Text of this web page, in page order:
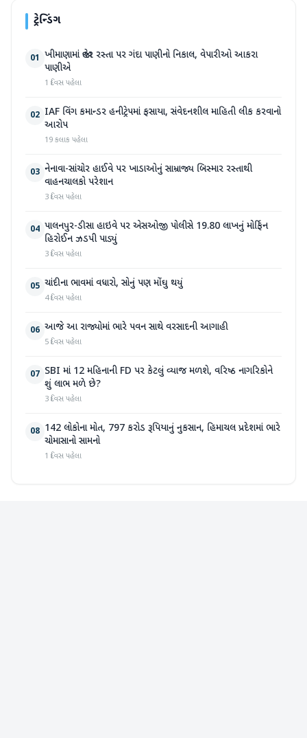
ટ્રેન્ડિંગ
01 ખીમાણામાં જાહેર રસ્તા પર ગંદા પાણીનો નિકાલ, વેપારીઓ આકરા
પાણીએ
1 દિવસ પહેલા
02 IAF વિંગ કમાન્ડર હનીટ્રેપમાં ફસાયા, સંવેદનશીલ માહિતી લીક કરવાનો
આરોપ
19 કલાક પહેલા
03 નેનાવા-સાંચોર હાઈવે પર ખાડાઓનું સામ્રાજ્ય બિસ્માર રસ્તાથી
વાહનચાલકો પરેશાન
3 દિવસ પહેલા
04 પાલનપુર-ડીસા હાઇવે પર એસઓજી પોલીસે 19.80 લાખનું મોર્ફિન
હિરોઈન ઝડપી પાડ્યું
3 દિવસ પહેલા
05 ચાંદીના ભાવમાં વધારો, સોનું પણ મોંઘુ થયું
4 દિવસ પહેલા
06 આજે આ રાજ્યોમાં ભારે પવન સાથે વરસાદની આગાહી
5 દિવસ પહેલા
07 SBI માં 12 મહિનાની FD પર કેટલું વ્યાજ મળશે, વરિષ્ઠ નાગરિકોને
શું લાભ મળે છે?
3 દિવસ પહેલા
08 142 લોકોના મોત, 797 કરોડ રૂપિયાનું નુકસાન, હિમાચલ પ્રદેશમાં ભારે
ચોમાસાનો સામનો
1 દિવસ પહેલા